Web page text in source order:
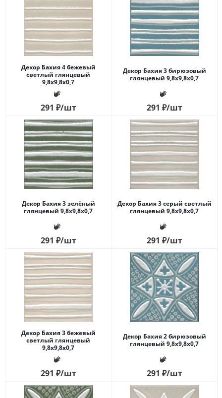
Декор Бахия 4 бежевый
светлый глянцевый
9,8x9,8x0,7
291 ₽/шт
Декор Бахия 3 бирюзовый
глянцевый 9,8x9,8x0,7
291 ₽/шт
Декор Бахия 3 зелёный
глянцевый 9,8x9,8x0,7
291 ₽/шт
Декор Бахия 3 серый светлый
глянцевый 9,8x9,8x0,7
291 ₽/шт
Декор Бахия 3 бежевый
светлый глянцевый
9,8x9,8x0,7
291 ₽/шт
Декор Бахия 2 бирюзовый
глянцевый 9,8x9,8x0,7
291 ₽/шт